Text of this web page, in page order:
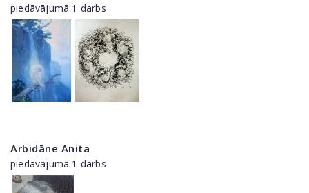
piedāvājumā 1 darbs
Arbidāne Anita
piedāvājumā 1 darbs